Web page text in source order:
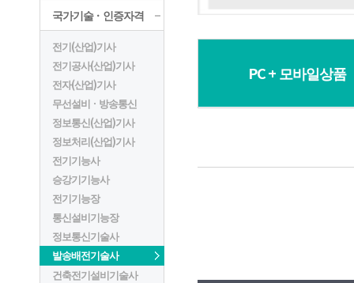
국가기술ㆍ인증자격
전기(산업)기사
전기공사(산업)기사
전자(산업)기사
무선설비ㆍ방송통신
정보통신(산업)기사
정보처리(산업)기사
전기기능사
승강기기능사
전기기능장
통신설비기능장
정보통신기술사
발송배전기술사
건축전기설비기술사
PC + 모바일상품